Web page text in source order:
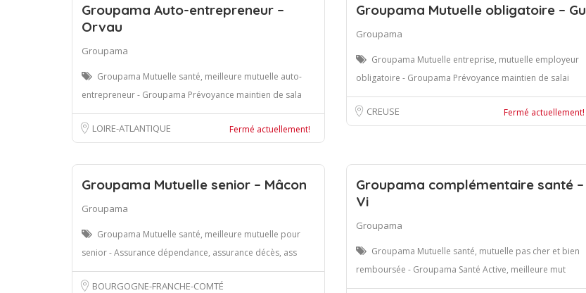
Groupama Auto-entrepreneur –
Orvau
Groupama
Groupama Mutuelle santé, meilleure mutuelle auto-
entrepreneur - Groupama Prévoyance maintien de sala
LOIRE-ATLANTIQUE Fermé actuellement!
Groupama Mutuelle obligatoire – Gu
Groupama
Groupama Mutuelle entreprise, mutuelle employeur
obligatoire - Groupama Prévoyance maintien de salai
CREUSE Fermé actuellement!
Groupama Mutuelle senior – Mâcon
Groupama
Groupama Mutuelle santé, meilleure mutuelle pour
senior - Assurance dépendance, assurance décès, ass
BOURGOGNE-FRANCHE-COMTÉ
Groupama complémentaire santé –
Vi
Groupama
Groupama Mutuelle santé, mutuelle pas cher et bien
remboursée - Groupama Santé Active, meilleure mut